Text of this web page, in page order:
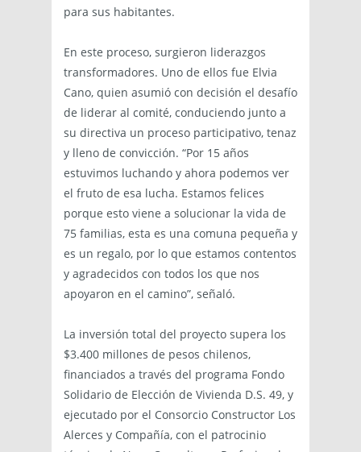
para sus habitantes.
En este proceso, surgieron liderazgos
transformadores. Uno de ellos fue Elvia
Cano, quien asumió con decisión el desafío
de liderar al comité, conduciendo junto a
su directiva un proceso participativo, tenaz
y lleno de convicción. “Por 15 años
estuvimos luchando y ahora podemos ver
el fruto de esa lucha. Estamos felices
porque esto viene a solucionar la vida de
75 familias, esta es una comuna pequeña y
es un regalo, por lo que estamos contentos
y agradecidos con todos los que nos
apoyaron en el camino”, señaló.
La inversión total del proyecto supera los
$3.400 millones de pesos chilenos,
financiados a través del programa Fondo
Solidario de Elección de Vivienda D.S. 49, y
ejecutado por el Consorcio Constructor Los
Alerces y Compañía, con el patrocinio